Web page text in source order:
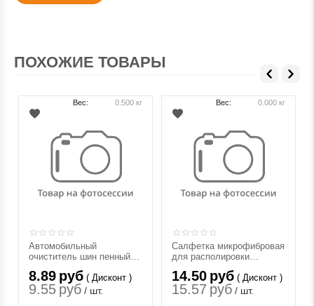
ПОХОЖИЕ ТОВАРЫ
Автомобильный
очиститель шин пенный
8.89 руб ( Дисконт )
9.55 руб / шт.
Вес: 0.500 кг
Салфетка микрофибровая
для располировки
Wipe", 40х40
14.50 руб ( Дисконт )
15.57 руб / шт.
Вес: 0.000 кг